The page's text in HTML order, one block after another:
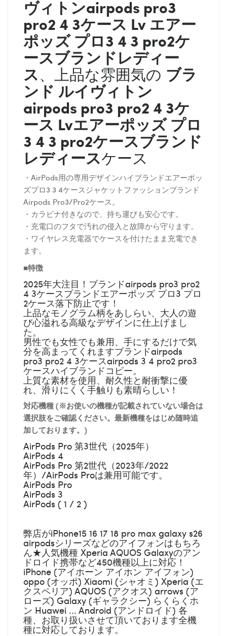
ヴィトンairpods pro3
pro2 4 3ケース Lvエアー
ポッズ プロ3 4 3 pro2ケ
ースブランドレディー
ス、上品な雰囲気の ブラ
ンド ルイヴィトン
airpods pro3 pro2 4 3ケ
ース Lvエアーポッズ プロ
3 4 3 pro2ケースブランド
レディースケース
・AirPods用の専用デザインハイブランドエアーポッ
ズプロ3 3 4ケースジャケットファッションブランド
Airpods Pro3/Pro2ケース。
・カラビナ付きなので、持ち運びも安心です。
・充電口のフタで汚れの侵入と故障から守ります。
・ワイヤレス充電器でケースを付けたまま充電でき
ます。
■特徴
2025年大注目！ブランドairpods pro3 pro2
4 3ケースブランドエアーポッズ プロ3 プロ
2ケース落下防止です！
上品なモノグラム柄をあしらい、大人の遊
び心溢れる高級なデザインに仕上げまし
た。
男性でも女性でも兼用、手にするだけで気
分を高まってくれますブランドairpods
pro3 pro2 4 3ケースairpods 3 4 pro2 pro3
ケースハイブランドコピー。
上質な素材を使用、耐久性と耐衝撃に優
れ、滑りにくく手触りも素晴らしい！
対応機種 (※お使いの機種が記載されていない場合は
選択肢をご確認ください。最新機種をはじめ随時追
加しております。)
AirPods Pro 第3世代（2025年）
AirPods 4
AirPods Pro 第2世代（2023年/2022
年）/AirPods Proは兼用可能です。
AirPods Pro
AirPods 3
AirPods ( 1 / 2 )
弊店がiPhone15 16 17 18 pro max galaxy s26
airpodsシリーズなどのアイフォンはもちろ
ん★人気機種 Xperia AQUOS Galaxyのアン
ドロイド携帯など450機種以上に対応！
iPhone (アイホーン アイホン アイフォン)
oppo (オッポ) Xiaomi (シャオミ) Xperia (エ
クスペリア) AQUOS (アクオス) arrows (ア
ローズ) Galaxy (ギャラクシー) らくらくホ
ン Huawei ... Android (アンドロイド) 各
種、お取り扱いさせて頂いております全機
種に対応しております。